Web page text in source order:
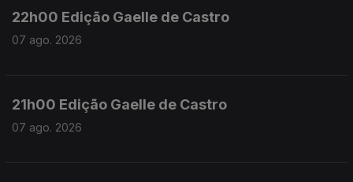
22h00 Edição Gaelle de Castro
07 ago. 2026
21h00 Edição Gaelle de Castro
07 ago. 2026